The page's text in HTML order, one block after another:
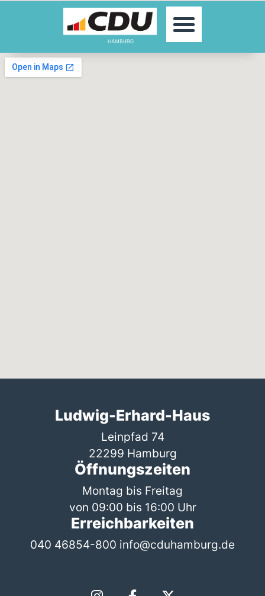
MOIN!
AKTUELLES
PARTEI
Ludwig-Erhard-Haus
Leinpfad 74
22299 Hamburg
Öffnungszeiten
Montag bis Freitag
von 09:00 bis 16:00 Uhr
Erreichbarkeiten
040 46854-800 info@cduhamburg.de